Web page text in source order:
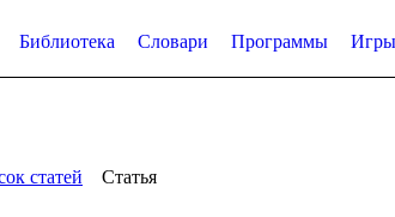
Библиотека Словари Программы Игры
статей Статья